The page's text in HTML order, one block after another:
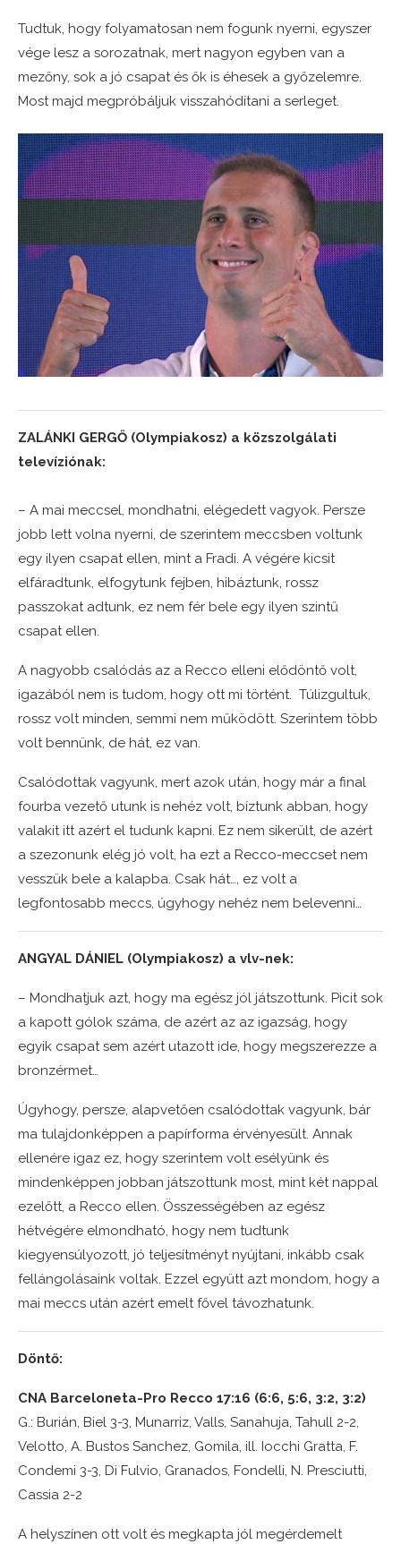
Tudtuk, hogy folyamatosan nem fogunk nyerni, egyszer
vége lesz a sorozatnak, mert nagyon egyben van a
mezőny, sok a jó csapat és ők is éhesek a győzelemre.
Most majd megpróbáljuk visszahódítani a serleget.
ZALÁNKI GERGŐ (Olympiakosz) a közszolgálati
televíziónak:
– A mai meccsel, mondhatni, elégedett vagyok. Persze
jobb lett volna nyerni, de szerintem meccsben voltunk
egy ilyen csapat ellen, mint a Fradi. A végére kicsit
elfáradtunk, elfogytunk fejben, hibáztunk, rossz
passzokat adtunk, ez nem fér bele egy ilyen szintű
csapat ellen.
A nagyobb csalódás az a Recco elleni elődöntő volt,
igazából nem is tudom, hogy ott mi történt. Túlizgultuk,
rossz volt minden, semmi nem működött. Szerintem több
volt bennünk, de hát, ez van.
Csalódottak vagyunk, mert azok után, hogy már a final
fourba vezető utunk is nehéz volt, bíztunk abban, hogy
valakit itt azért el tudunk kapni. Ez nem sikerült, de azért
a szezonunk elég jó volt, ha ezt a Recco-meccset nem
vesszük bele a kalapba. Csak hát…, ez volt a
legfontosabb meccs, úgyhogy nehéz nem belevenni…
ANGYAL DÁNIEL (Olympiakosz) a vlv-nek:
– Mondhatjuk azt, hogy ma egész jól játszottunk. Picit sok
a kapott gólok száma, de azért az az igazság, hogy
egyik csapat sem azért utazott ide, hogy megszerezze a
bronzérmet…
Úgyhogy, persze, alapvetően csalódottak vagyunk, bár
ma tulajdonképpen a papírforma érvényesült. Annak
ellenére igaz ez, hogy szerintem volt esélyünk és
mindenképpen jobban játszottunk most, mint két nappal
ezelőtt, a Recco ellen. Összességében az egész
hétvégére elmondható, hogy nem tudtunk
kiegyensúlyozott, jó teljesítményt nyújtani, inkább csak
fellángolásaink voltak. Ezzel együtt azt mondom, hogy a
mai meccs után azért emelt fővel távozhatunk.
Döntő:
CNA Barceloneta-Pro Recco 17:16 (6:6, 5:6, 3:2, 3:2)
G.: Burián, Biel 3-3, Munarriz, Valls, Sanahuja, Tahull 2-2,
Velotto, A. Bustos Sanchez, Gomila, ill. Iocchi Gratta, F.
Condemi 3-3, Di Fulvio, Granados, Fondelli, N. Presciutti,
Cassia 2-2
A helyszínen ott volt és megkapta jól megérdemelt